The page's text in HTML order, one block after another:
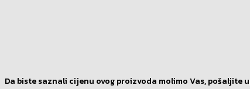
Da biste saznali cijenu ovog proizvoda molimo Vas, pošaljite